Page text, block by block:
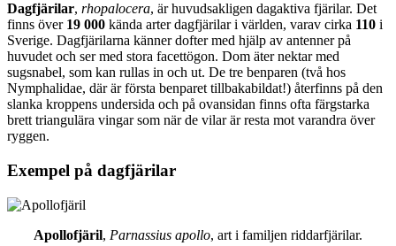
Dagfjärilar, rhopalocera, är huvudsakligen dagaktiva fjärilar. Det
finns över 19 000 kända arter dagfjärilar i världen, varav cirka 110 i
Sverige. Dagfjärilarna känner dofter med hjälp av antenner på
huvudet och ser med stora facettögon. Dom äter nektar med
sugsnabel, som kan rullas in och ut. De tre benparen (två hos
Nymphalidae, där är första benparet tillbakabildat!) återfinns på den
slanka kroppens undersida och på ovansidan finns ofta färgstarka
brett triangulära vingar som när de vilar är resta mot varandra över
ryggen.
Exempel på dagfjärilar
Apollofjäril, Parnassius apollo, art i familjen riddarfjärilar.